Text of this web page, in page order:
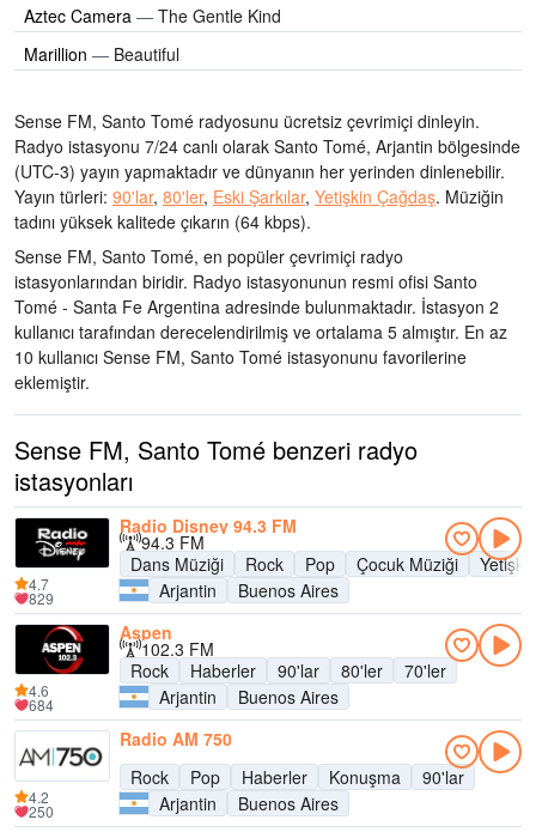
Aztec Camera — The Gentle Kind
Marillion — Beautiful
Sense FM, Santo Tomé radyosunu ücretsiz çevrimiçi dinleyin.
Radyo istasyonu 7/24 canlı olarak Santo Tomé, Arjantin bölgesinde
(UTC-3) yayın yapmaktadır ve dünyanın her yerinden dinlenebilir.
Yayın türleri: 90'lar, 80'ler, Eski Şarkılar, Yetişkin Çağdaş. Müziğin
tadını yüksek kalitede çıkarın (64 kbps).
Sense FM, Santo Tomé, en popüler çevrimiçi radyo
istasyonlarından biridir. Radyo istasyonunun resmi ofisi Santo
Tomé - Santa Fe Argentina adresinde bulunmaktadır. İstasyon 2
kullanıcı tarafından derecelendirilmiş ve ortalama 5 almıştır. En az
10 kullanıcı Sense FM, Santo Tomé istasyonunu favorilerine
eklemiştir.
Sense FM, Santo Tomé benzeri radyo
istasyonları
Radio Disney 94.3 FM
94.3 FM
Dans Müziği
Rock Pop Çocuk Müziği
Arjantin
Buenos Aires
4.7
829
Aspen
102.3 FM
Rock
Haberler 90'lar 80'ler
70'ler
Arjantin
Buenos Aires
4.6
684
Radio AM 750
Rock
Pop Haberler Konuşma
90'lar
Arjantin
Buenos Aires
4.2
250